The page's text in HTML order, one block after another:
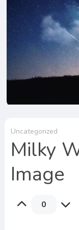
Uncategorized
Milky
Image
0